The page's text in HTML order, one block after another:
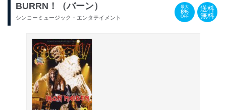
BURRN！（バーン）
シンコーミュージック・エンタテイメント
最大
8%
OFF
送料
無料